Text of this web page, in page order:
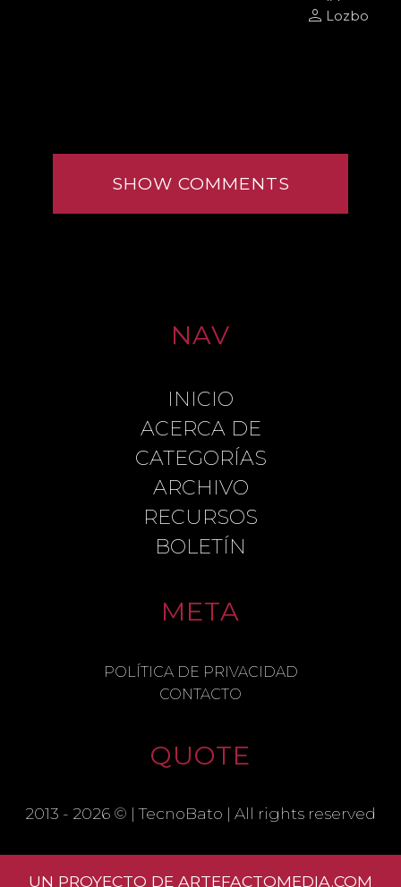
person Lozbo
SHOW COMMENTS
LEAVE A REPLY
COMMENT
WEBSITE IN THIS BROWSER FOR THE
NEXT TIME I COMMENT.
NAV
INICIO
ACERCA DE
CATEGORÍAS
ARCHIVO
RECURSOS
BOLETÍN
META
POLÍTICA DE PRIVACIDAD
CONTACTO
QUOTE
2013 - 2026 © |TecnoBato | All rights reserved
UN PROYECTO DE ARTEFACTOMEDIA.COM